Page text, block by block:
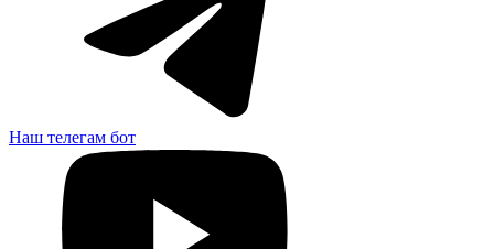
Наш телегам бот